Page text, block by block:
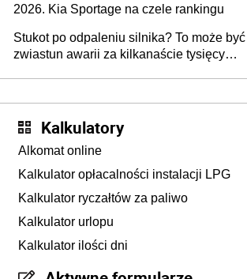
2026. Kia Sportage na czele rankingu
Stukot po odpaleniu silnika? To może być
zwiastun awarii za kilkanaście tysięcy
Kalkulatory
Alkomat online
Kalkulator opłacalności instalacji LPG
Kalkulator ryczałtów za paliwo
Kalkulator urlopu
Kalkulator ilości dni